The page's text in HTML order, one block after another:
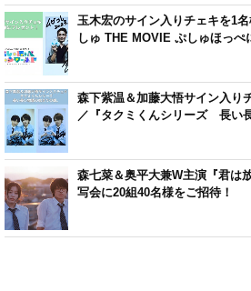
玉木宏のサイン入りチェキを1
しゅ THE MOVIE ぷしゅほっぺ
森下紫温＆加藤大悟サイン入り
／『タクミくんシリーズ 長い
森七菜＆奥平大兼W主演『君は
写会に20組40名様をご招待！